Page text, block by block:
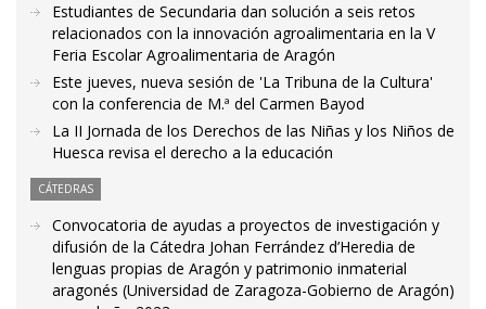
Estudiantes de Secundaria dan solución a seis retos
relacionados con la innovación agroalimentaria en la V
Feria Escolar Agroalimentaria de Aragón
Este jueves, nueva sesión de 'La Tribuna de la Cultura'
con la conferencia de M.ª del Carmen Bayod
La II Jornada de los Derechos de las Niñas y los Niños de
Huesca revisa el derecho a la educación
CÁTEDRAS
Convocatoria de ayudas a proyectos de investigación y
difusión de la Cátedra Johan Ferrández d’Heredia de
lenguas propias de Aragón y patrimonio inmaterial
aragonés (Universidad de Zaragoza-Gobierno de Aragón)